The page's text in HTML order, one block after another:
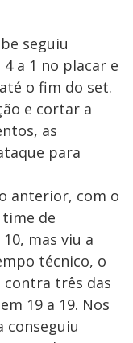
seguiu
a 1 no placar e
o fim do set.
e cortar a
as
para
anterior, com o
de
mas viu a
técnico, o
contra três das
19 a 19. Nos
conseguiu